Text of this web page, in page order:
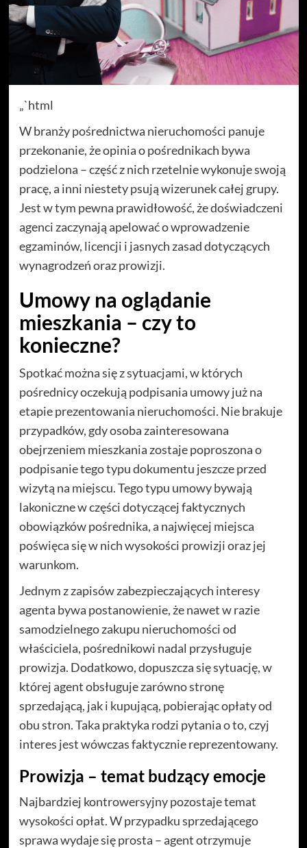
„`html
W branży pośrednictwa nieruchomości panuje
przekonanie, że opinia o pośrednikach bywa
podzielona – część z nich rzetelnie wykonuje swoją
pracę, a inni niestety psują wizerunek całej grupy.
Jest w tym pewna prawidłowość, że doświadczeni
agenci zaczynają apelować o wprowadzenie
egzaminów, licencji i jasnych zasad dotyczących
wynagrodzeń oraz prowizji.
Umowy na oglądanie
mieszkania – czy to
konieczne?
Spotkać można się z sytuacjami, w których
pośrednicy oczekują podpisania umowy już na
etapie prezentowania nieruchomości. Nie brakuje
przypadków, gdy osoba zainteresowana
obejrzeniem mieszkania zostaje poproszona o
podpisanie tego typu dokumentu jeszcze przed
wizytą na miejscu. Tego typu umowy bywają
lakoniczne w części dotyczącej faktycznych
obowiązków pośrednika, a najwięcej miejsca
poświęca się w nich wysokości prowizji oraz jej
warunkom.
Jednym z zapisów zabezpieczających interesy
agenta bywa postanowienie, że nawet w razie
samodzielnego zakupu nieruchomości od
właściciela, pośrednikowi nadal przysługuje
prowizja. Dodatkowo, dopuszcza się sytuację, w
której agent obsługuje zarówno stronę
sprzedającą, jak i kupującą, pobierając opłaty od
obu stron. Taka praktyka rodzi pytania o to, czyj
interes jest wówczas faktycznie reprezentowany.
Prowizja – temat budzący emocje
Najbardziej kontrowersyjny pozostaje temat
wysokości opłat. W przypadku sprzedającego
sprawa wydaje się prosta – agent otrzymuje